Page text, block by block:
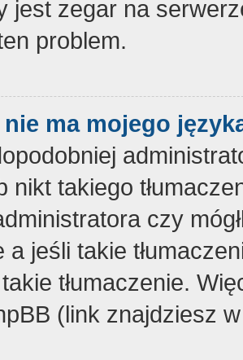
jest zegar na
problem.
ma mojego
nikt takiego
czy
a jeśli takie
tłumaczenie.
(link znajdziesz